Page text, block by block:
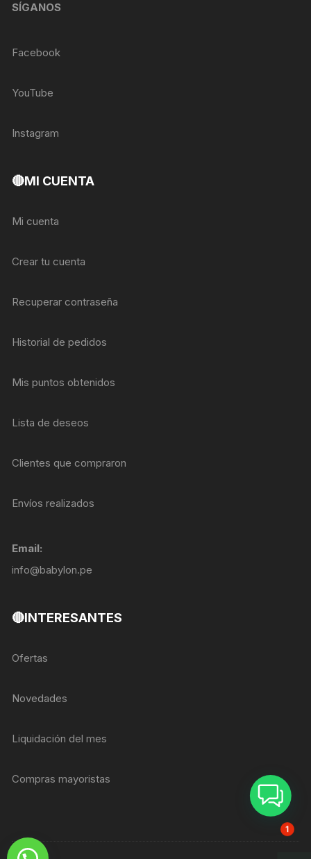
SÍGANOS
Facebook
YouTube
Instagram
🔴MI CUENTA
Mi cuenta
Crear tu cuenta
Recuperar contraseña
Historial de pedidos
Mis puntos obtenidos
Lista de deseos
Clientes que compraron
Envíos realizados
Email:
info@babylon.pe
🔴INTERESANTES
Ofertas
Novedades
Liquidación del mes
Compras mayoristas
1